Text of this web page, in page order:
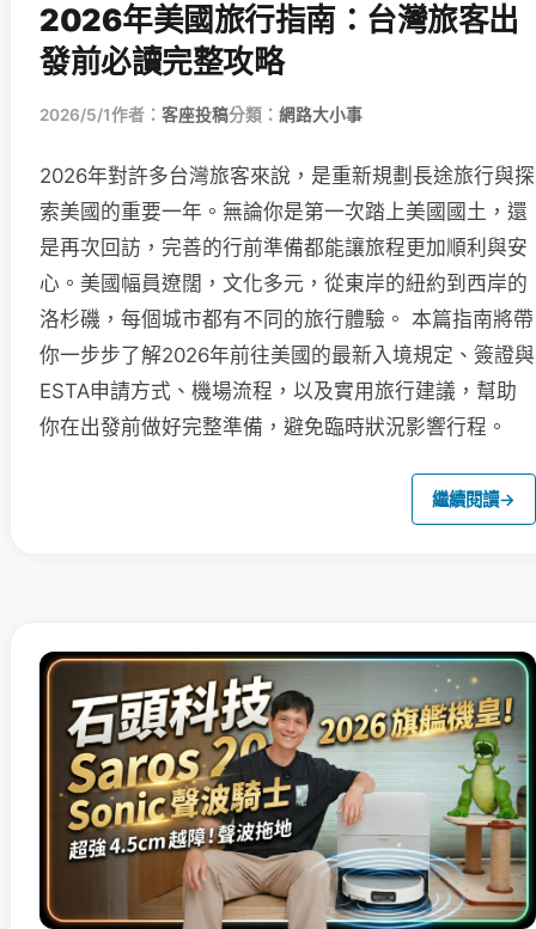
2026年美國旅行指南：台灣旅客出
發前必讀完整攻略
2026/5/1作者： 客座投稿分類： 網路大小事
2026年對許多台灣旅客來說，是重新規劃長途旅行與探
索美國的重要一年。無論你是第一次踏上美國國土，還
是再次回訪，完善的行前準備都能讓旅程更加順利與安
心。美國幅員遼闊，文化多元，從東岸的紐約到西岸的
洛杉磯，每個城市都有不同的旅行體驗。 本篇指南將帶
你一步步了解2026年前往美國的最新入境規定、簽證與
ESTA申請方式、機場流程，以及實用旅行建議，幫助
你在出發前做好完整準備，避免臨時狀況影響行程。
繼續閱讀→